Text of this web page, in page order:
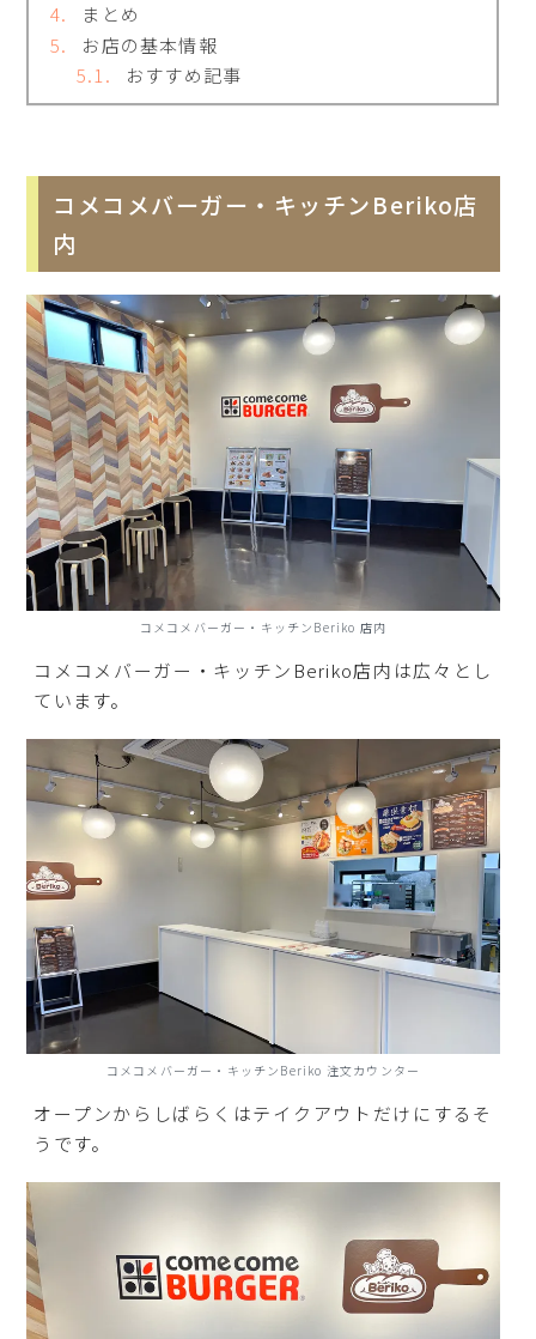
まとめ
お店の基本情報
おすすめ記事
コメコメバーガー・キッチンBeriko店
内
コメコメバーガー・キッチンBeriko 店内
コメコメバーガー・キッチンBeriko店内は広々とし
ています。
コメコメバーガー・キッチンBeriko 注文カウンター
オープンからしばらくはテイクアウトだけにするそ
うです。